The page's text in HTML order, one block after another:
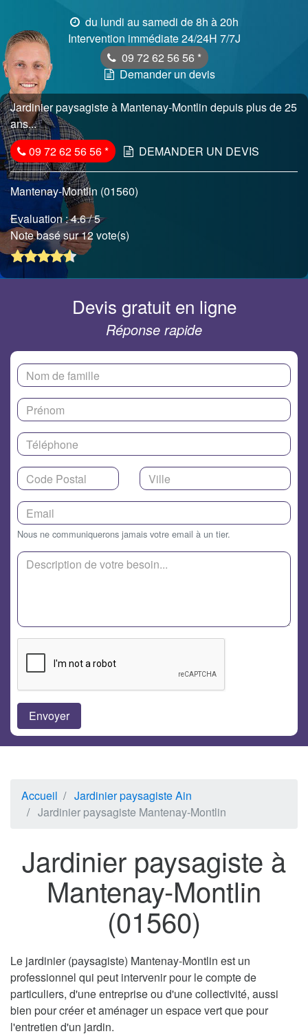
du lundi au samedi de 8h à 20h
Intervention immédiate 24/24H 7/7J
09 72 62 56 56 *
Demander un devis
Jardinier paysagiste à Mantenay-Montlin depuis plus de 25
ans...
09 72 62 56 56* DEMANDER UN DEVIS
Mantenay-Montlin (01560)
Evaluation :4.6/ 5
Note basé sur 12 vote(s)
Devis gratuit en ligne
Réponse rapide
Nous ne communiquerons jamais votre email à un tier.
Accueil
Jardinier paysagiste Ain
Jardinier paysagiste Mantenay-Montlin
Jardinier paysagiste à
Mantenay-Montlin
(01560)
Le jardinier (paysagiste) Mantenay-Montlin est un
professionnel qui peut intervenir pour le compte de
particuliers, d'une entreprise ou d'une collectivité, aussi
bien pour créer et aménager un espace vert que pour
l'entretien d'un jardin.